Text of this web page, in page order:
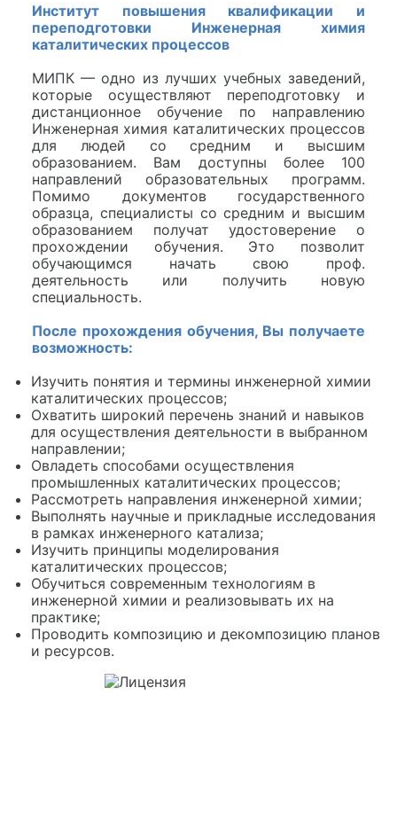
Институт повышения квалификации и
переподготовки Инженерная химия
каталитических процессов
МИПК — одно из лучших учебных заведений,
которые осуществляют переподготовку и
дистанционное обучение по направлению
Инженерная химия каталитических процессов
для людей со средним и высшим
образованием. Вам доступны более 100
направлений образовательных программ.
Помимо документов государственного
образца, специалисты со средним и высшим
образованием получат удостоверение о
прохождении обучения. Это позволит
обучающимся начать свою проф.
деятельность или получить новую
специальность.
После прохождения обучения, Вы получаете
возможность:
Изучить понятия и термины инженерной химии
каталитических процессов;
Охватить широкий перечень знаний и навыков
для осуществления деятельности в выбранном
направлении;
Овладеть способами осуществления
промышленных каталитических процессов;
Рассмотреть направления инженерной химии;
Выполнять научные и прикладные исследования
в рамках инженерного катализа;
Изучить принципы моделирования
каталитических процессов;
Обучиться современным технологиям в
инженерной химии и реализовывать их на
практике;
Проводить композицию и декомпозицию планов
и ресурсов.